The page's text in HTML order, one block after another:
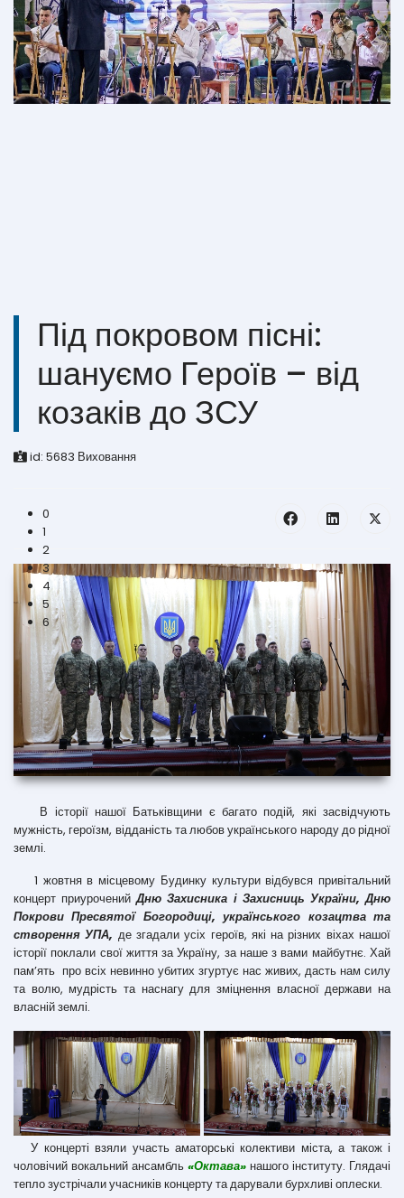
0
1
2
3
4
5
6
Під покровом пісні:
шануємо Героїв – від
козаків до ЗСУ
id: 5683 Виховання
В історії нашої Батьківщини є багато подій, які засвідчують
мужність, героїзм, відданість та любов українського народу до рідної
землі.
1 жовтня в місцевому Будинку культури відбувся привітальний
концерт приуроченийДню Захисника і Захисниць України, Дню
Покрови Пресвятої Богородиці, українського козацтва та
створення УПА, де згадали усіх героїв, які на різних віхах нашої
історії поклали свої життя за Україну, за наше з вами майбутнє. Хай
пам’ять про всіх невинно убитих згуртує нас живих, дасть нам силу
та волю, мудрість та наснагу для зміцнення власної держави на
власній землі.
У концерті взяли участь аматорські колективи міста, а також і
чоловічий вокальний ансамбль «Октава» нашого інституту. Глядачі
тепло зустрічали учасників концерту та дарували бурхливі оплески.